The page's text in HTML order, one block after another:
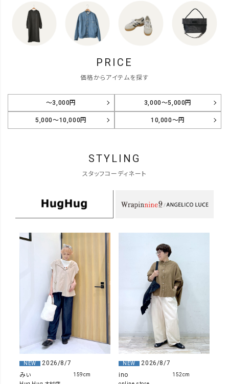
PRICE
価格からアイテムを探す
～3,000円 3,000～5,000円
5,000～10,000円 10,000～円
STYLING
スタッフコーディネート
NEW
2026/8/7
みぃ
159cm
NEW
2026/8/7
ino
152cm